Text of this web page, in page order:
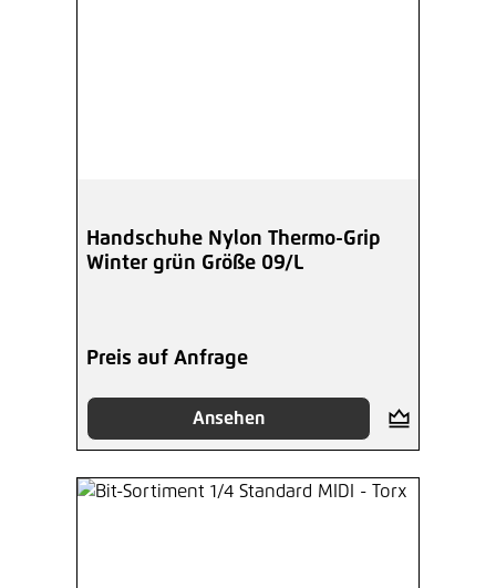
Handschuhe Nylon Thermo-Grip
Winter grün Größe 09/L
Preis auf Anfrage
Ansehen